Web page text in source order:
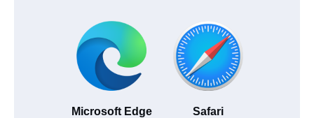
Microsoft Edge Safari